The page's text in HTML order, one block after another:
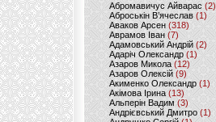
Абромавичус Айварас (2)
Аброськін В’ячеслав(1)
Аваков Арсен (318)
Аврамов Іван (7)
Адамовський Андрій(2)
Адаріч Олександр (1)
Азаров Микола (12)
Азаров Олексій (9)
Акименко Олександр(1)
Акімова Ірина(13)
Альперін Вадим (3)
Андрієвський Дмитро(1)